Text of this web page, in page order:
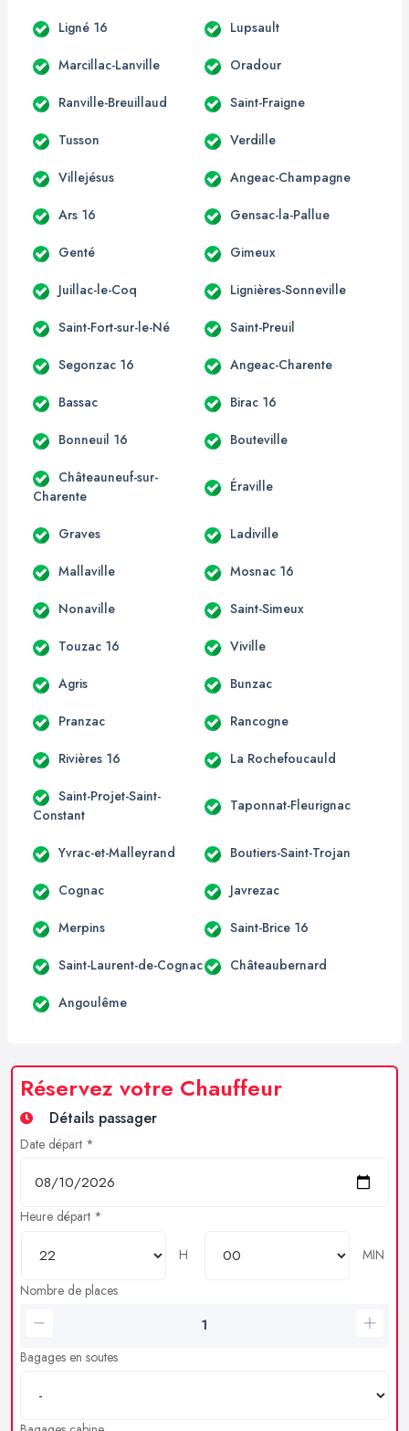
Ligné 16 Lupsault
Marcillac-Lanville Oradour
Ranville-Breuillaud Saint-Fraigne
Tusson Verdille
Villejésus Angeac-Champagne
Ars 16 Gensac-la-Pallue
Genté Gimeux
Juillac-le-Coq Lignières-Sonneville
Saint-Fort-sur-le-Né Saint-Preuil
Segonzac 16 Angeac-Charente
Bassac Birac 16
Bonneuil 16 Bouteville
Châteauneuf-sur-
Charente
Éraville
Graves Ladiville
Mallaville Mosnac 16
Nonaville Saint-Simeux
Touzac 16 Viville
Agris Bunzac
Pranzac Rancogne
Rivières 16 La Rochefoucauld
Saint-Projet-Saint-
Constant
Taponnat-Fleurignac
Yvrac-et-Malleyrand Boutiers-Saint-Trojan
Cognac Javrezac
Merpins Saint-Brice 16
Saint-Laurent-de-Cognac Châteaubernard
Angoulême
Réservez votre Chauffeur
Détails passager
Date départ *
Heure départ *
H
MIN
Nombre de places
Bagages en soutes